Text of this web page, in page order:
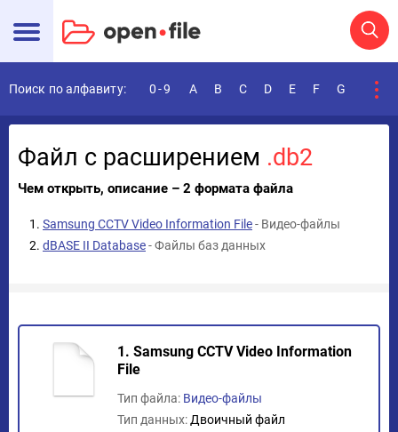
Поиск по алфавиту: 0-9 A B C D E F G
Файл с расширением .db2
Чем открыть, описание – 2 формата файла
Samsung CCTV Video Information File- Видео-файлы
dBASE II Database- Файлы баз данных
1. Samsung CCTV Video Information
File
Тип файла: Видео-файлы
Тип данных: Двоичный файл